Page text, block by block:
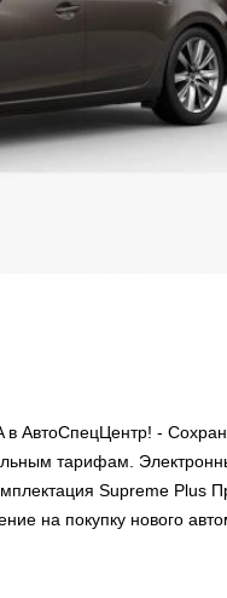
АвтоСпецЦентр! -
тарифам.
Supreme
на покупку нового